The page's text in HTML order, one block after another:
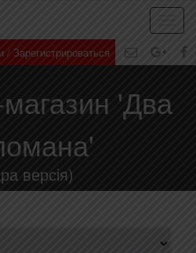
/ Зарегистрироваться
'Два
версія)